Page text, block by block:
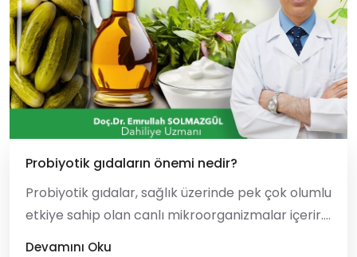
Probiyotik gıdaların önemi nedir?
Probiyotik gıdalar, sağlık üzerinde pek çok olumlu
etkiye sahip olan canlı mikroorganizmalar içerir.
Bu gıdalar, özellikle bağırsak sağlığını
Devamını Oku